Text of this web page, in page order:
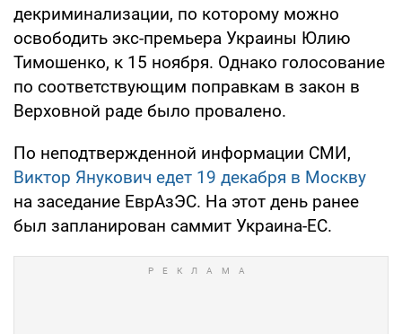
декриминализации, по которому можно
освободить экс-премьера Украины Юлию
Тимошенко, к 15 ноября. Однако голосование
по соответствующим поправкам в закон в
Верховной раде было провалено.
По неподтвержденной информации СМИ,
Виктор Янукович едет 19 декабря в Москву
на заседание ЕврАзЭС. На этот день ранее
был запланирован саммит Украина-ЕС.